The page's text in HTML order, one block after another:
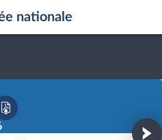
nationale